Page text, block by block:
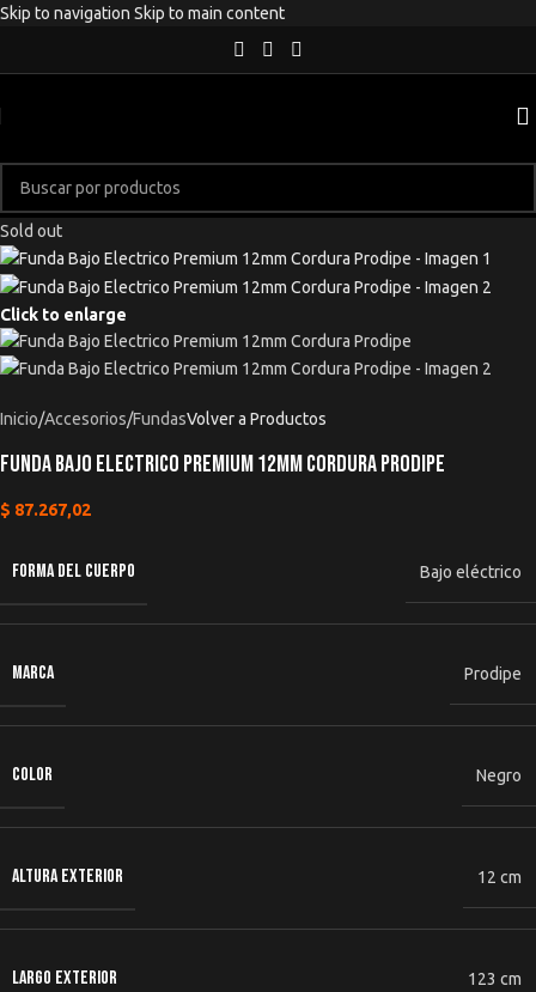
Skip to navigation Skip to main content
Sold out
Click to enlarge
Inicio/Accesorios/FundasVolver a Productos
Funda Bajo Electrico Premium 12mm Cordura Prodipe
$ 87.267,02
FORMA DEL CUERPO Bajo eléctrico
MARCA Prodipe
COLOR Negro
ALTURA EXTERIOR 12 cm
LARGO EXTERIOR 123 cm